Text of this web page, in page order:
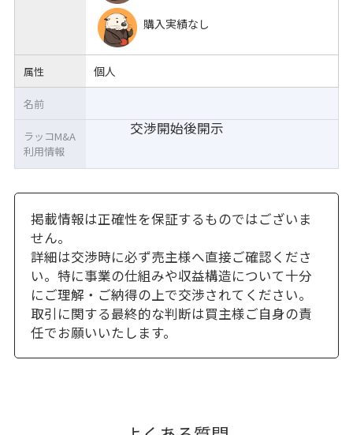
購入実績なし
属性 個人
交渉開始後開示
名前
ラッコM&A
利用情報
掲載情報は正確性を保証するものではございま
せん。
詳細は交渉時に必ず売主様へ直接ご確認くださ
い。特に事業の仕組みや収益構造について十分
にご理解・ご納得の上で交渉されてください。
取引に関する最終的な判断は買主様ご自身の責
任でお願いいたします。